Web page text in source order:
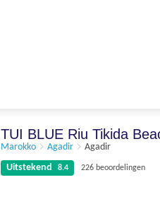
TUI BLUE Riu Tikida
Marokko Agadir
Agadir
Uitstekend
8.4 226 beoordelingen